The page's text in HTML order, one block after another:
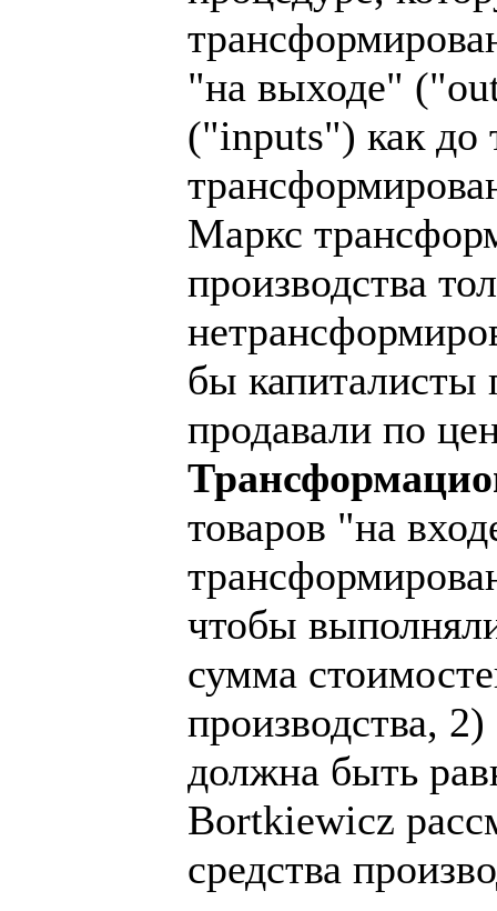
"на выходе"
("inputs") как до
Маркс
производства
бы капиталисты
продавали по
товаров "на
чтобы
сумма
производства,
должна быть
Bortkiewicz
средства